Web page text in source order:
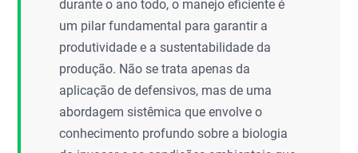
durante o ano todo, o manejo eficiente é
um pilar fundamental para garantir a
produtividade e a sustentabilidade da
produção. Não se trata apenas da
aplicação de defensivos, mas de uma
abordagem sistêmica que envolve o
conhecimento profundo sobre a biologia